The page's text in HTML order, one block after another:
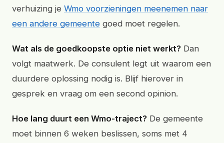
verhuizing je Wmo voorzieningen meenemen naar
een andere gemeente goed moet regelen.
Wat als de goedkoopste optie niet werkt? Dan
volgt maatwerk. De consulent legt uit waarom een
duurdere oplossing nodig is. Blijf hierover in
gesprek en vraag om een second opinion.
Hoe lang duurt een Wmo-traject? De gemeente
moet binnen 6 weken beslissen, soms met 4